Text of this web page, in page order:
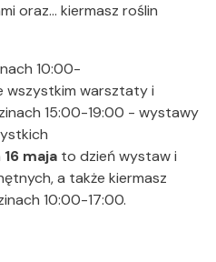
oraz… kiermasz roślin
10:00-
wszystkim warsztaty i
15:00-19:00 - wystawy
16 maja to dzień wystaw i
a także kiermasz
10:00-17:00.